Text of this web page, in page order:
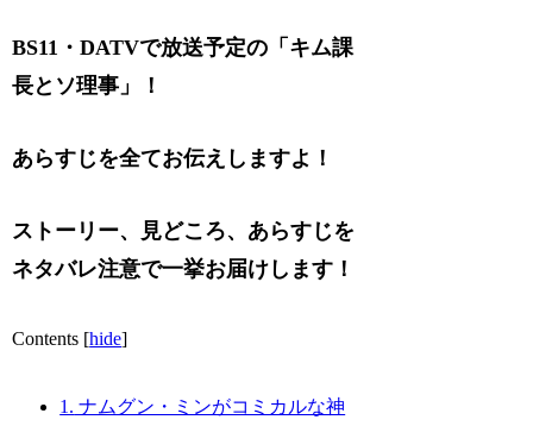
BS11・DATVで放送予定の 「キム課
長とソ理事」！
あらすじを全てお伝えしますよ！
ストーリー、見どころ、あらすじを
ネタバレ注意で一挙お届けします！
Contents [hide]
1. ナムグン・ミンがコミカルな神